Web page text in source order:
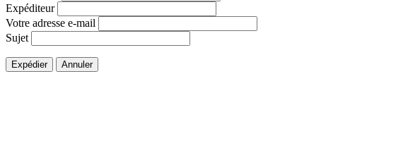
Expéditeur
Votre adresse e-mail
Sujet
Expédier Annuler